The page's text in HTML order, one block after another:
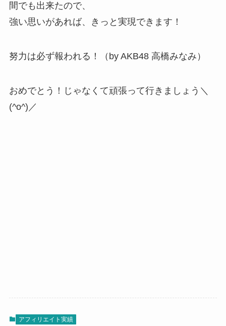
間でも出来たので、
強い思いがあれば、きっと実現できます！
努力は必ず報われる！（by AKB48 高橋みなみ）
おめでとう！じゃなくて頑張って行きましょう＼
(^o^)／
アフィリエイト実績